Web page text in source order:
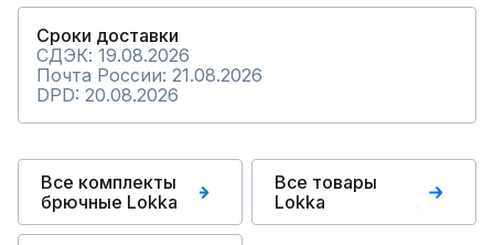
Сроки доставки
СДЭК: 19.08.2026
Почта России: 21.08.2026
DPD: 20.08.2026
Все комплекты
брючные Lokka
Все товары
Lokka